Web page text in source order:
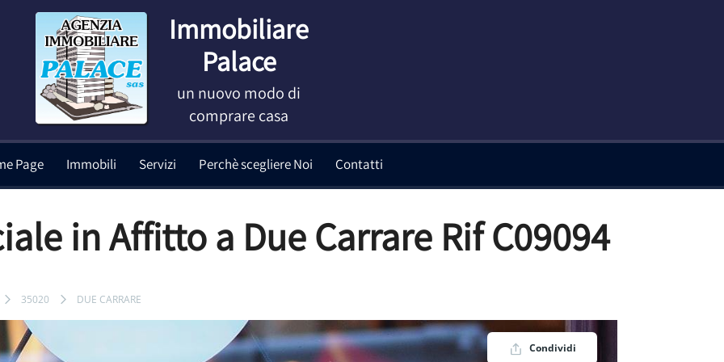
Immobiliare
Palace
un nuovo modo di
comprare casa
Page Immobili Servizi Perchè scegliere Noi Contatti
in Affitto a Due Carrare Rif C09094
35020 DUE CARRARE
Condividi